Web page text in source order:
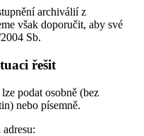
archiválií z
však doporučit, aby své
Sb.
řešit
lze podat osobně (bez
nebo písemně.